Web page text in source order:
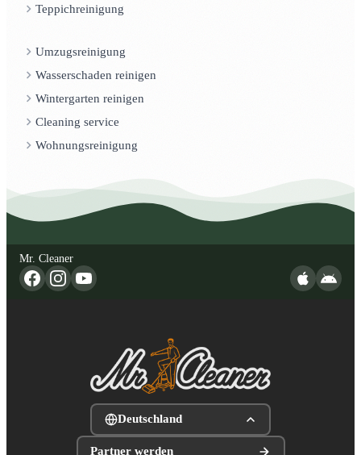
Teppichreinigung
Umzugsreinigung
Wasserschaden reinigen
Wintergarten reinigen
Cleaning service
Wohnungsreinigung
Mr. Cleaner
Deutschland
Partner werden